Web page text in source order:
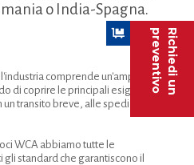
Richiedi un
preventivo
o India-Spagna.
comprende un'ampia
di coprire le principali esigenze
transito breve, alle spedizioni
WCA abbiamo tutte le
standard che garantiscono il